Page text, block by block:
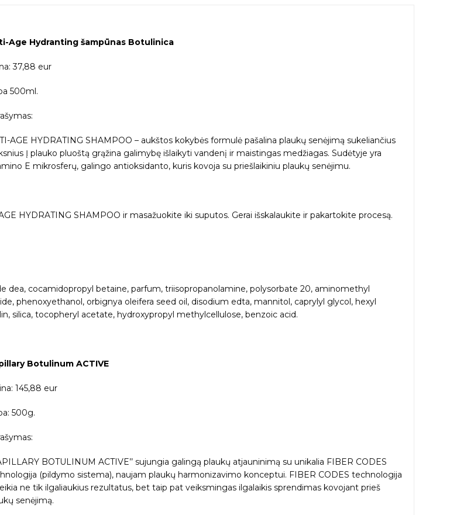
Age Hydranting šampūnas Botulinica
37,88 eur
500ml.
AGE HYDRATING SHAMPOO – aukštos kokybės formulė pašalina plaukų senėjimą sukeliančius
Į plauko pluoštą grąžina galimybę išlaikyti vandenį ir maistingas medžiagas. Sudėtyje yra
E mikrosferų, galingo antioksidanto, kuris kovoja su priešlaikiniu plaukų senėjimu.
HYDRATING SHAMPOO ir masažuokite iki suputos. Gerai išskalaukite ir pakartokite procesą.
dea, cocamidopropyl betaine, parfum, triisopropanolamine, polysorbate 20, aminomethyl
phenoxyethanol, orbignya oleifera seed oil, disodium edta, mannitol, caprylyl glycol, hexyl
silica, tocopheryl acetate, hydroxypropyl methylcellulose, benzoic acid.
Botulinum ACTIVE
145,88 eur
500g.
BOTULINUM ACTIVE’’ sujungia galingą plaukų atjauninimą su unikalia FIBER CODES
(pildymo sistema), naujam plaukų harmonizavimo konceptui. FIBER CODES technologija
ne tik ilgaliaukius rezultatus, bet taip pat veiksmingas ilgalaikis sprendimas kovojant prieš
senėjimą.